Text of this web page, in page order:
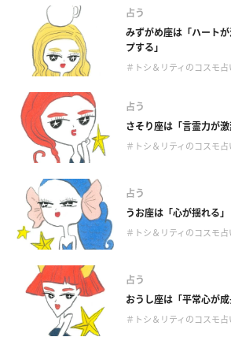
占う
みずがめ座は「ハート
プする」
＃トシ＆リティのコスモ占
占う
さそり座は「言霊力が激
＃トシ＆リティのコスモ占
占う
うお座は「心が揺れる」
＃トシ＆リティのコスモ占
占う
おうし座は「平常心が成
＃トシ＆リティのコスモ占